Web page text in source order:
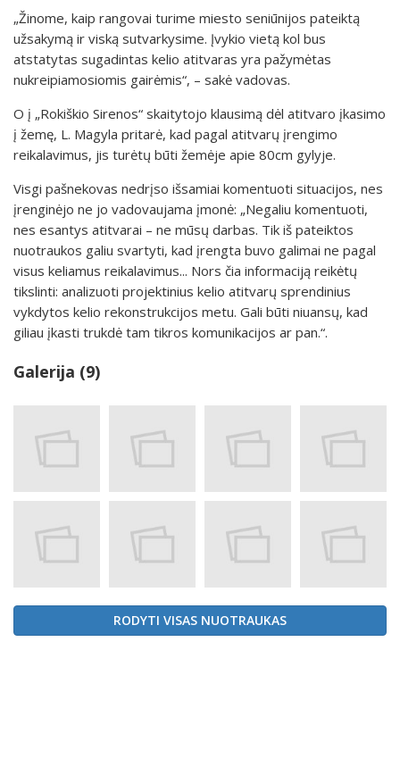
„Žinome, kaip rangovai turime miesto seniūnijos pateiktą
užsakymą ir viską sutvarkysime. Įvykio vietą kol bus
atstatytas sugadintas kelio atitvaras yra pažymėtas
nukreipiamosiomis gairėmis“, – sakė vadovas.
O į „Rokiškio Sirenos“ skaitytojo klausimą dėl atitvaro įkasimo
į žemę, L. Magyla pritarė, kad pagal atitvarų įrengimo
reikalavimus, jis turėtų būti žemėje apie 80cm gylyje.
Visgi pašnekovas nedrįso išsamiai komentuoti situacijos, nes
įrenginėjo ne jo vadovaujama įmonė: „Negaliu komentuoti,
nes esantys atitvarai – ne mūsų darbas. Tik iš pateiktos
nuotraukos galiu svartyti, kad įrengta buvo galimai ne pagal
visus keliamus reikalavimus... Nors čia informaciją reikėtų
tikslinti: analizuoti projektinius kelio atitvarų sprendinius
vykdytos kelio rekonstrukcijos metu. Gali būti niuansų, kad
giliau įkasti trukdė tam tikros komunikacijos ar pan.“.
Galerija (9)
RODYTI VISAS NUOTRAUKAS